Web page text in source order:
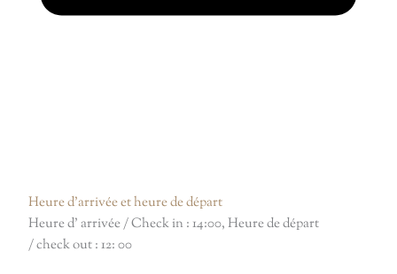
Heure d'arrivée et heure de départ
Heure d’ arrivée / Check in : 14:00, Heure de départ
/ check out : 12: 00